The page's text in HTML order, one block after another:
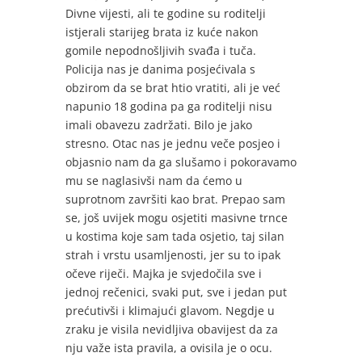
Divne vijesti, ali te godine su roditelji
istjerali starijeg brata iz kuće nakon
gomile nepodnošljivih svađa i tuča.
Policija nas je danima posjećivala s
obzirom da se brat htio vratiti, ali je već
napunio 18 godina pa ga roditelji nisu
imali obavezu zadržati. Bilo je jako
stresno. Otac nas je jednu veče posjeo i
objasnio nam da ga slušamo i pokoravamo
mu se naglasivši nam da ćemo u
suprotnom završiti kao brat. Prepao sam
se, još uvijek mogu osjetiti masivne trnce
u kostima koje sam tada osjetio, taj silan
strah i vrstu usamljenosti, jer su to ipak
očeve riječi. Majka je svjedočila sve i
jednoj rečenici, svaki put, sve i jedan put
prećutivši i klimajući glavom. Negdje u
zraku je visila nevidljiva obavijest da za
nju važe ista pravila, a ovisila je o ocu.